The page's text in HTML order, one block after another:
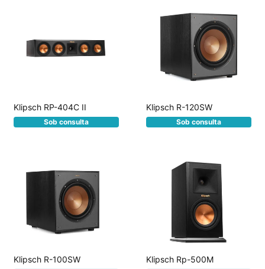
Klipsch RP-404C II
Sob consulta
Klipsch R-120SW
Sob consulta
Klipsch R-100SW Klipsch Rp-500M